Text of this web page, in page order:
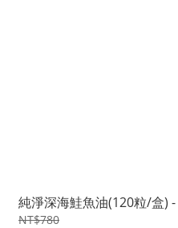
NT$780